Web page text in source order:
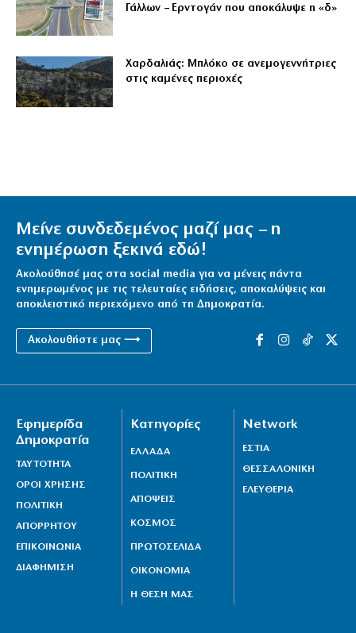
Γάλλων – Ερντογάν που αποκάλυψε η «δ»
Χαρδαλιάς: Μπλόκο σε ανεμογεννήτριες
στις καμένες περιοχές
Μείνε συνδεδεμένος μαζί μας – η
ενημέρωση ξεκινά εδώ!
Ακολούθησέ μας στα social media για να μένεις πάντα
ενημερωμένος με τις τελευταίες ειδήσεις, αποκαλύψεις και
αποκλειστικό περιεχόμενο από τη Δημοκρατία.
Ακολουθήστε μας ⟶
Εφημερίδα
Δημοκρατία
ΤΑΥΤΟΤΗΤΑ
ΟΡΟΙ ΧΡΗΣΗΣ
ΠΟΛΙΤΙΚΗ
ΑΠΟΡΡΗΤΟΥ
ΕΠΙΚΟΙΝΩΝΙΑ
ΔΙΑΦΗΜΙΣΗ
Κατηγορίες
ΕΛΛΑΔΑ
ΠΟΛΙΤΙΚΗ
ΑΠΟΨΕΙΣ
ΚΟΣΜΟΣ
ΠΡΩΤΟΣΕΛΙΔΑ
ΟΙΚΟΝΟΜΙΑ
Η ΘΕΣΗ ΜΑΣ
Network
ΕΣΤΙΑ
ΘΕΣΣΑΛΟΝΙΚΗ
ΕΛΕΥΘΕΡΙΑ